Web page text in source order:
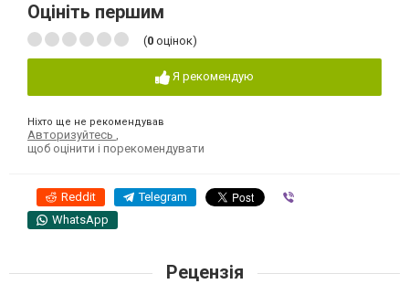
Оцініть першим
(0 оцінок)
Я рекомендую
Ніхто ще не рекомендував
Авторизуйтесь
щоб оцінити і порекомендувати
Reddit Telegram
WhatsApp
Рецензія